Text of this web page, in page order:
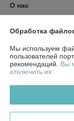
О нас
Контакты
Доставка и оплата
График работы
Политика
Обработка
Мы используем
пользователей
рекомендаций. Вы
отключить их.